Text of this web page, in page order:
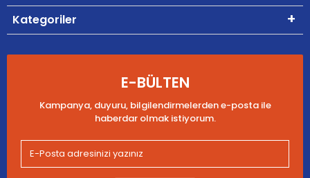
Kategoriler
E-BÜLTEN
Kampanya, duyuru, bilgilendirmelerden e-posta ile
haberdar olmak istiyorum.